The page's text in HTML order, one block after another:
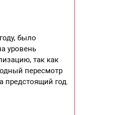
было
уровень
так как
пересмотр
предстоящий год.